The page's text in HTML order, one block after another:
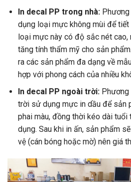
In decal PP trong nhà:
dụng loại mực không mùi để
loại mực này có độ sắc nét
tăng tính thẩm mỹ cho sản
ra các sản phẩm đa dạng về
hợp với phong cách của nhiều
In decal PP ngoài trời:
trời sử dụng mực in dầu để sản
phai màu, đồng thời kéo dài
dụng. Sau khi in ấn, sản phẩm
vệ (cán bóng hoặc mờ) nên giá